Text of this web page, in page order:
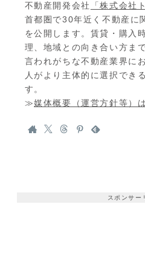
不動産開発会社 「株式会社
首都圏で30年近く不動産に
を公開します。賃貸・購入
理、地域との向き合い方ま
言われがちな不動産業界に
人がより主体的に選択でき
す。
≫媒体概要（運営方針等）
スポンサー